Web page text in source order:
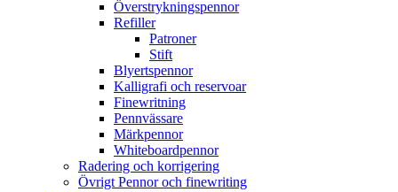
Överstrykningspennor
Refiller
Patroner
Stift
Blyertspennor
Kalligrafi och reservoar
Finewritning
Pennvässare
Märkpennor
Whiteboardpennor
Radering och korrigering
Övrigt Pennor och finewriting